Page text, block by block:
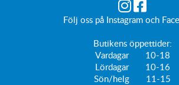
Följ oss på Instagramoch
Butikens öppettider:
Vardagar 10-18
Lördagar 10-16
Sön/helg 11-15